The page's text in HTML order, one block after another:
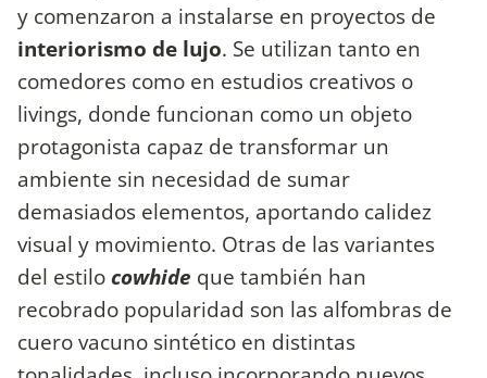
y comenzaron a instalarse en proyectos de
interiorismo de lujo. Se utilizan tanto en
comedores como en estudios creativos o
livings, donde funcionan como un objeto
protagonista capaz de transformar un
ambiente sin necesidad de sumar
demasiados elementos, aportando calidez
visual y movimiento. Otras de las variantes
del estilocowhide que también han
recobrado popularidad son las alfombras de
cuero vacuno sintético en distintas